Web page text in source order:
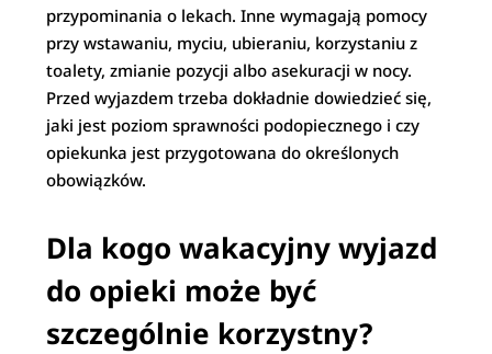
przypominania o lekach. Inne wymagają pomocy
przy wstawaniu, myciu, ubieraniu, korzystaniu z
toalety, zmianie pozycji albo asekuracji w nocy.
Przed wyjazdem trzeba dokładnie dowiedzieć się,
jaki jest poziom sprawności podopiecznego i czy
opiekunka jest przygotowana do określonych
obowiązków.
Dla kogo wakacyjny wyjazd
do opieki może być
szczególnie korzystny?